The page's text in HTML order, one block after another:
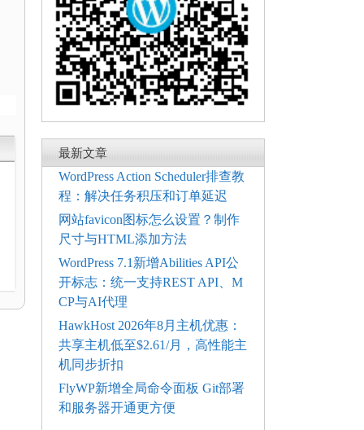
最新文章
WordPress Action Scheduler排查教
程：解决任务积压和订单延迟
网站favicon图标怎么设置？制作
尺寸与HTML添加方法
WordPress 7.1新增Abilities API公
开标志：统一支持REST API、M
CP与AI代理
HawkHost 2026年8月主机优惠：
共享主机低至$2.61/月，高性能主
机同步折扣
FlyWP新增全局命令面板 Git部署
和服务器开通更方便